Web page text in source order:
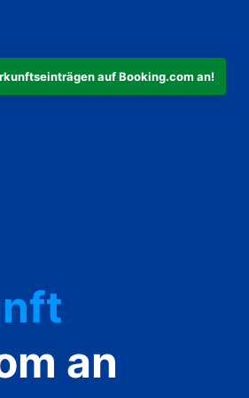
auf Booking.com an!
an